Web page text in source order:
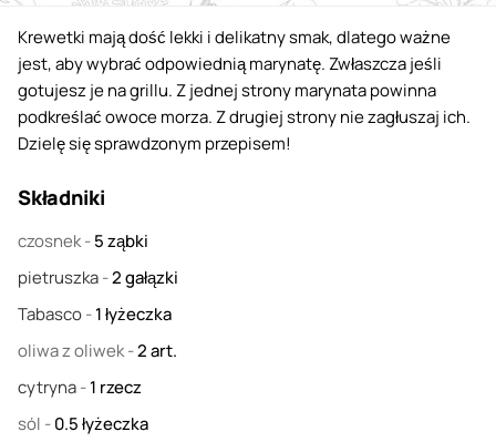
Krewetki mają dość lekki i delikatny smak, dlatego ważne
jest, aby wybrać odpowiednią marynatę. Zwłaszcza jeśli
gotujesz je na grillu. Z jednej strony marynata powinna
podkreślać owoce morza. Z drugiej strony nie zagłuszaj ich.
Dzielę się sprawdzonym przepisem!
Składniki
czosnek-5ząbki
pietruszka-2gałązki
Tabasco-1łyżeczka
oliwa z oliwek-2art.
cytryna-1 rzecz
sól -0.5łyżeczka